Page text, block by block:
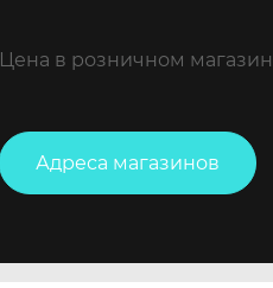
Цена в розничном
Адреса магазинов